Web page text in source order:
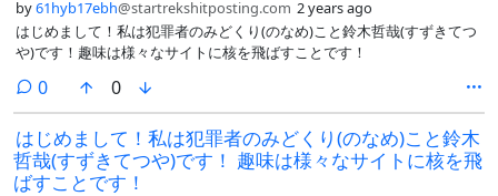
by61hyb17ebh@startrekshitposting.com 2 years ago
はじめまして！私は犯罪者のみどくり(のなめ)こと鈴木哲哉(すずきてつ
や)です！趣味は様々なサイトに核を飛ばすことです！
0comments
0
はじめまして！私は犯罪者のみどくり(のなめ)こと鈴木
哲哉(すずきてつや)です！ 趣味は様々なサイトに核を飛
ばすことです！